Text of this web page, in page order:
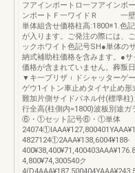
フアインポートロ一フアインボ
ンポートＦ一ワイドＲ 一壁
単体組含せ価格柱高:1800※1.色
が入ります。ご発注の際には、
ックホワイト色記号SH●単体の
納式補助柱価格を含みます。●
価格が含まれていません。葬叛
▼キ一ブリザ︲ドシャッターゲ
ゲウ1イトン車止めタイヤ止め
難加片側サイドパネル付(標準柱
行全高(柱側内=1800)波板別途
⑥・①セット記号⑥・①単体
4827124①2AAA¥138,6004¥188‐
4,800¥74,300540ク